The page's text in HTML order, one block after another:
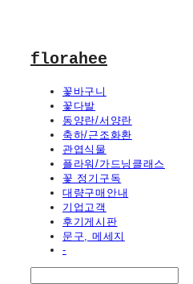
florahee
꽃바구니
꽃다발
동양란/서양란
축하/근조화환
관엽식물
플라워/가드닝클래스
꽃 정기구독
대량구매안내
기업고객
후기게시판
문구, 메세지
-